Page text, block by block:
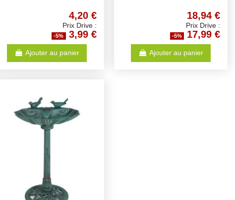
4,20 €
Prix Drive :
-5% 3,99 €
Ajouter au panier
18,94 €
Prix Drive :
-5% 17,99 €
Ajouter au panier